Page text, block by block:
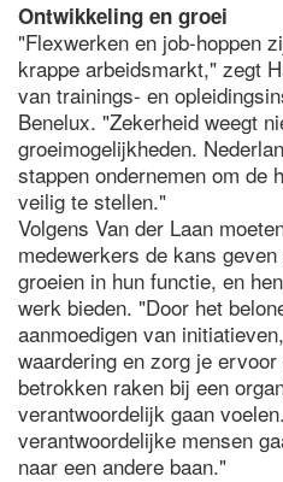
Ontwikkeling en groei
"Flexwerken en job-hoppen
krappe arbeidsmarkt," zegt
van trainings- en
Benelux. "Zekerheid weegt
groeimogelijkheden.
stappen ondernemen om de
veilig te stellen."
Volgens Van der Laan
medewerkers de kans
groeien in hun functie, en
werk bieden. "Door het
aanmoedigen van
waardering en zorg je
betrokken raken bij een
verantwoordelijk gaan
verantwoordelijke mensen
naar een andere baan."